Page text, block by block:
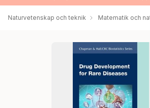
Naturvetenskap och teknik Matematik och